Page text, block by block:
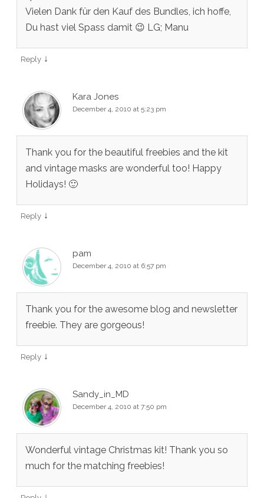
Vielen Dank für den Kauf des Bundles, ich hoffe,
Du hast viel Spass damit 😉 LG; Manu
Reply ↓
Kara Jones
December 4, 2010 at 5:23 pm
Thank you for the beautiful freebies and the kit
and vintage masks are wonderful too! Happy
Holidays! 🙂
Reply ↓
pam
December 4, 2010 at 6:57 pm
Thank you for the awesome blog and newsletter
freebie. They are gorgeous!
Reply ↓
Sandy_in_MD
December 4, 2010 at 7:50 pm
Wonderful vintage Christmas kit! Thank you so
much for the matching freebies!